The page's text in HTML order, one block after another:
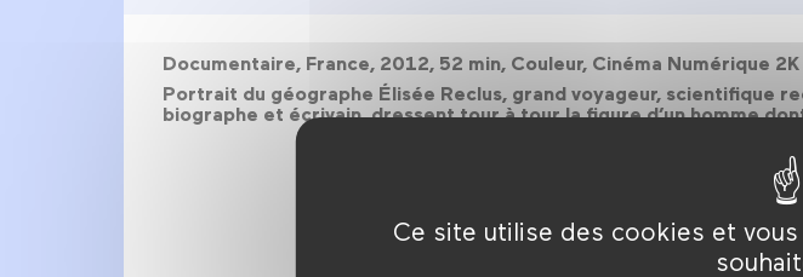
Ce site utilise des cookies et
Documentaire, France, 2012, 52 min, Couleur, Cinéma Numérique 2K
Portrait du géographe Élisée Reclus, grand voyageur, scientifique
biographe et écrivain, dressent tour à tour la figure d’un homme